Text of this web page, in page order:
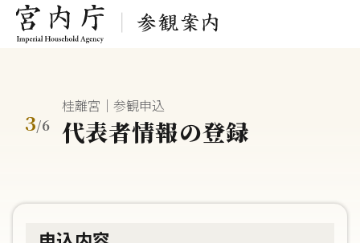
3/6
桂離宮｜参観申込
代表者情報の登録